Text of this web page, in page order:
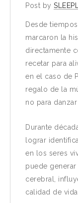
Post by
Desde
marcaron la
directamente
recetar para
en el caso de
regalo de la
no para
Durante
lograr
en los seres
puede
cerebral,
calidad de vida